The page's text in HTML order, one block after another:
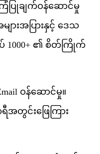
ပြုချက်ဝန်ဆောင်မှု
ျားအပြားနှင့် ဒေသ
1000+ ၏ စိတ်ကြိုက်
ဝန်ဆောင်မှု။
အတွင်းဖြေကြား